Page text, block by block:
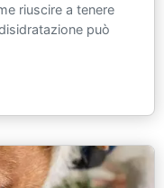
riuscire a tenere
può